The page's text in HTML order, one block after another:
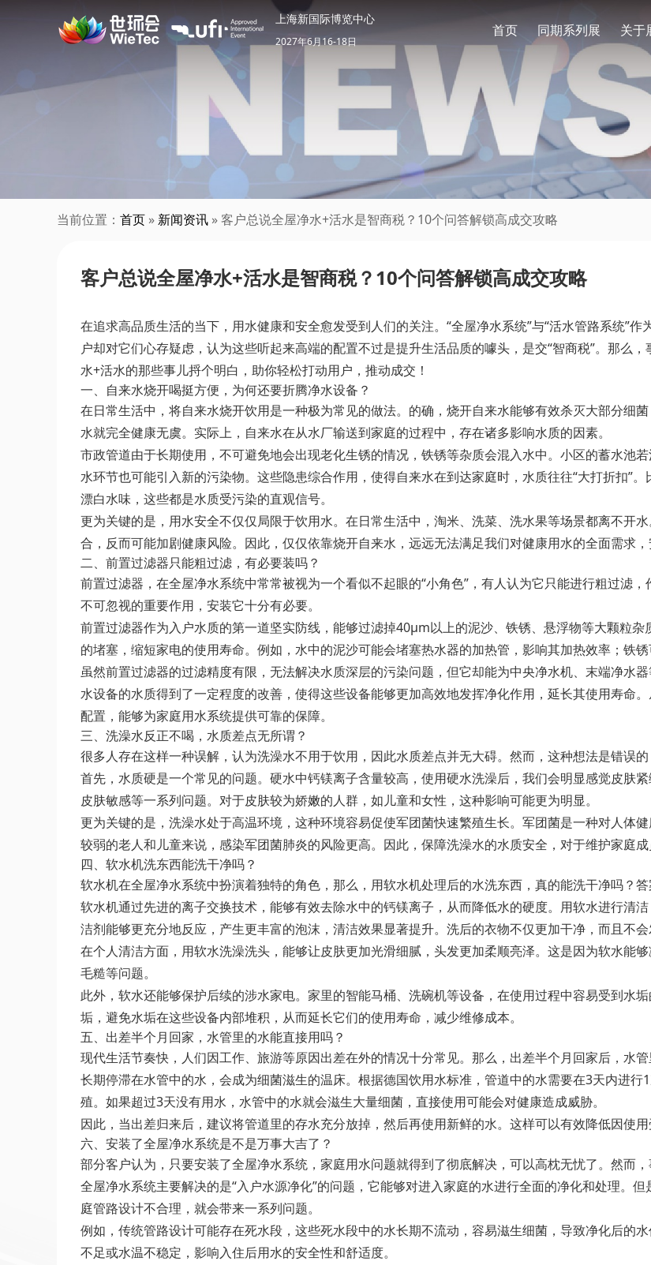
上海新国际博览中心
2027年6月16-18日
首页 同期系列展 关于
当前位置： 首页 » 新闻资讯 » 客户总说全屋净水+活水是智商税？10个问答解锁高成交攻略
客户总说全屋净水+活水是智商税？10个问答解锁高成交攻略
在追求高品质生活的当下，用水健康和安全愈发受到人们的关注。“全屋净水系统”与“活水管路系统”
户却对它们心存疑虑，认为这些听起来高端的配置不过是提升生活品质的噱头，是交“智商税”。那么
水+活水的那些事儿捋个明白，助你轻松打动用户，推动成交！
一、自来水烧开喝挺方便，为何还要折腾净水设备？
在日常生活中，将自来水烧开饮用是一种极为常见的做法。的确，烧开自来水能够有效杀灭大部分细
水就完全健康无虞。实际上，自来水在从水厂输送到家庭的过程中，存在诸多影响水质的因素。
市政管道由于长期使用，不可避免地会出现老化生锈的情况，铁锈等杂质会混入水中。小区的蓄水池
水环节也可能引入新的污染物。这些隐患综合作用，使得自来水在到达家庭时，水质往往“大打折扣”
漂白水味，这些都是水质受污染的直观信号。
更为关键的是，用水安全不仅仅局限于饮用水。在日常生活中，淘米、洗菜、洗水果等场景都离不开
合，反而可能加剧健康风险。因此，仅仅依靠烧开自来水，远远无法满足我们对健康用水的全面需求，
二、前置过滤器只能粗过滤，有必要装吗？
前置过滤器，在全屋净水系统中常常被视为一个看似不起眼的“小角色”，有人认为它只能进行粗过滤
不可忽视的重要作用，安装它十分有必要。
前置过滤器作为入户水质的第一道坚实防线，能够过滤掉40μm以上的泥沙、铁锈、悬浮物等大颗粒
的堵塞，缩短家电的使用寿命。例如，水中的泥沙可能会堵塞热水器的加热管，影响其加热效率；铁
虽然前置过滤器的过滤精度有限，无法解决水质深层的污染问题，但它却能为中央净水机、末端净水
水设备的水质得到了一定程度的改善，使得这些设备能够更加高效地发挥净化作用，延长其使用寿命
配置，能够为家庭用水系统提供可靠的保障。
三、洗澡水反正不喝，水质差点无所谓？
很多人存在这样一种误解，认为洗澡水不用于饮用，因此水质差点并无大碍。然而，这种想法是错误
首先，水质硬是一个常见的问题。硬水中钙镁离子含量较高，使用硬水洗澡后，我们会明显感觉皮肤
皮肤敏感等一系列问题。对于皮肤较为娇嫩的人群，如儿童和女性，这种影响可能更为明显。
更为关键的是，洗澡水处于高温环境，这种环境容易促使军团菌快速繁殖生长。军团菌是一种对人体
较弱的老人和儿童来说，感染军团菌肺炎的风险更高。因此，保障洗澡水的水质安全，对于维护家庭成
四、软水机洗东西能洗干净吗？
软水机在全屋净水系统中扮演着独特的角色，那么，用软水机处理后的水洗东西，真的能洗干净吗？答
软水机通过先进的离子交换技术，能够有效去除水中的钙镁离子，从而降低水的硬度。用软水进行清
洁剂能够更充分地反应，产生更丰富的泡沫，清洁效果显著提升。洗后的衣物不仅更加干净，而且不会
在个人清洁方面，用软水洗澡洗头，能够让皮肤更加光滑细腻，头发更加柔顺亮泽。这是因为软水能
毛糙等问题。
此外，软水还能够保护后续的涉水家电。家里的智能马桶、洗碗机等设备，在使用过程中容易受到水
垢，避免水垢在这些设备内部堆积，从而延长它们的使用寿命，减少维修成本。
五、出差半个月回家，水管里的水能直接用吗？
现代生活节奏快，人们因工作、旅游等原因出差在外的情况十分常见。那么，出差半个月回家后，水管
长期停滞在水管中的水，会成为细菌滋生的温床。根据德国饮用水标准，管道中的水需要在3天内进
殖。如果超过3天没有用水，水管中的水就会滋生大量细菌，直接使用可能会对健康造成威胁。
因此，当出差归来后，建议将管道里的存水充分放掉，然后再使用新鲜的水。这样可以有效降低因使
六、安装了全屋净水系统是不是万事大吉了？
部分客户认为，只要安装了全屋净水系统，家庭用水问题就得到了彻底解决，可以高枕无忧了。然而，
全屋净水系统主要解决的是“入户水源净化”的问题，它能够对进入家庭的水进行全面的净化和处理。
庭管路设计不合理，就会带来一系列问题。
例如，传统管路设计可能存在死水段，这些死水段中的水长期不流动，容易滋生细菌，导致净化后的
不足或水温不稳定，影响入住后用水的安全性和舒适度。